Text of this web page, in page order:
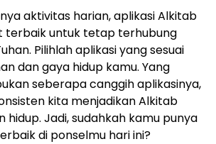
aktivitas harian, aplikasi Alkitab
terbaik untuk tetap terhubung
Pilihlah aplikasi yang sesuai
dan gaya hidup kamu. Yang
seberapa canggih aplikasinya,
kita menjadikan Alkitab
hidup. Jadi, sudahkah kamu punya
di ponselmu hari ini?